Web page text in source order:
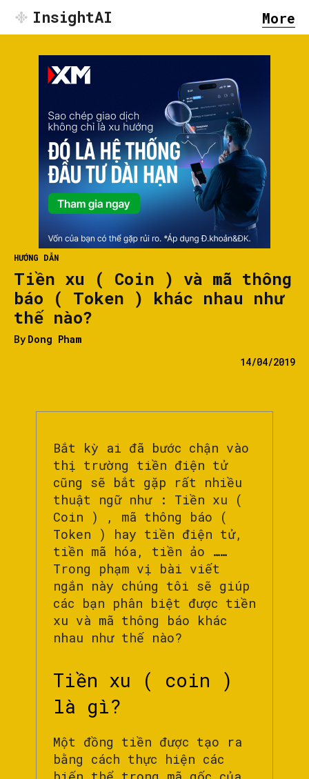
InsightAI More
HƯỚNG DẪN
Tiền xu ( Coin ) và mã thông
báo ( Token ) khác nhau như
thế nào?
By Dong Pham
14/04/2019
Bắt kỳ ai đã bước chận vào
thị trường tiền điện tử
cũng sẽ bắt gặp rất nhiều
thuật ngữ như : Tiền xu (
Coin ) , mã thông báo (
Token ) hay tiền điện tử,
tiền mã hóa, tiền ảo ……
Trong phạm vị bài viết
ngắn này chúng tôi sẽ giúp
các bạn phân biệt được tiền
xu và mã thông báo khác
nhau như thế nào?
Tiền xu ( coin )
là gì?
Một đồng tiền được tạo ra
bằng cách thực hiện các